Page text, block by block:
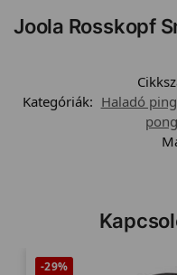
Joola Rosskopf
Kategóriák: Haladó
-29%